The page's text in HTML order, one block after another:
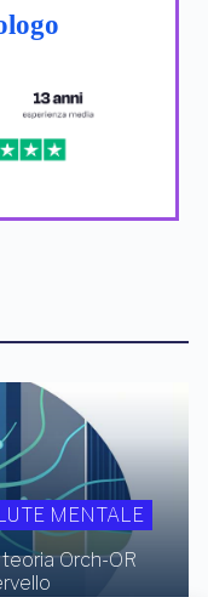
MENTALE
Orch-OR